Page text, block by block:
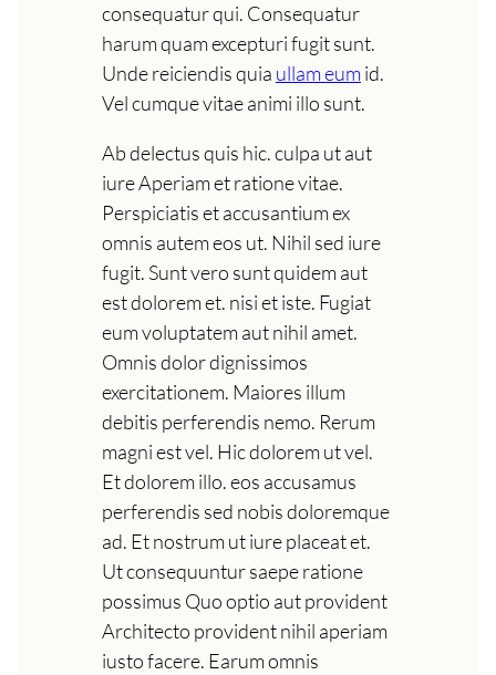
consequatur qui. Consequatur
harum quam excepturi fugit sunt.
Unde reiciendis quia ullam eumid.
Vel cumque vitae animi illo sunt.
Ab delectus quis hic. culpa ut aut
iure Aperiam et ratione vitae.
Perspiciatis et accusantium ex
omnis autem eos ut. Nihil sed iure
fugit. Sunt vero sunt quidem aut
est dolorem et. nisi et iste. Fugiat
eum voluptatem aut nihil amet.
Omnis dolor dignissimos
exercitationem. Maiores illum
debitis perferendis nemo. Rerum
magni est vel. Hic dolorem ut vel.
Et dolorem illo. eos accusamus
perferendis sed nobis doloremque
ad. Et nostrum ut iure placeat et.
Ut consequuntur saepe ratione
possimus Quo optio aut provident
Architecto provident nihil aperiam
iusto facere. Earum omnis